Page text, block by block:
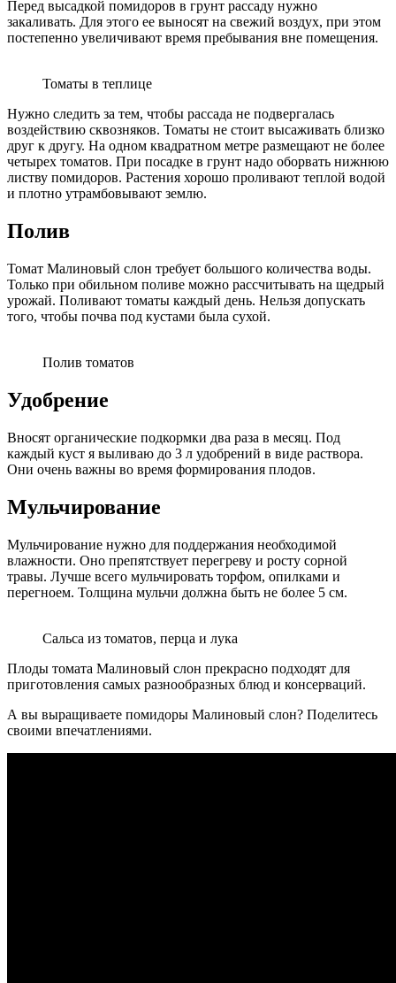
Перед высадкой помидоров в грунт рассаду нужно
закаливать. Для этого ее выносят на свежий воздух, при этом
постепенно увеличивают время пребывания вне помещения.
Томаты в теплице
Нужно следить за тем, чтобы рассада не подвергалась
воздействию сквозняков. Томаты не стоит высаживать близко
друг к другу. На одном квадратном метре размещают не более
четырех томатов. При посадке в грунт надо оборвать нижнюю
листву помидоров. Растения хорошо проливают теплой водой
и плотно утрамбовывают землю.
Полив
Томат Малиновый слон требует большого количества воды.
Только при обильном поливе можно рассчитывать на щедрый
урожай. Поливают томаты каждый день. Нельзя допускать
того, чтобы почва под кустами была сухой.
Полив томатов
Удобрение
Вносят органические подкормки два раза в месяц. Под
каждый куст я выливаю до 3 л удобрений в виде раствора.
Они очень важны во время формирования плодов.
Мульчирование
Мульчирование нужно для поддержания необходимой
влажности. Оно препятствует перегреву и росту сорной
травы. Лучше всего мульчировать торфом, опилками и
перегноем. Толщина мульчи должна быть не более 5 см.
Сальса из томатов, перца и лука
Плоды томата Малиновый слон прекрасно подходят для
приготовления самых разнообразных блюд и консерваций.
А вы выращиваете помидоры Малиновый слон? Поделитесь
своими впечатлениями.